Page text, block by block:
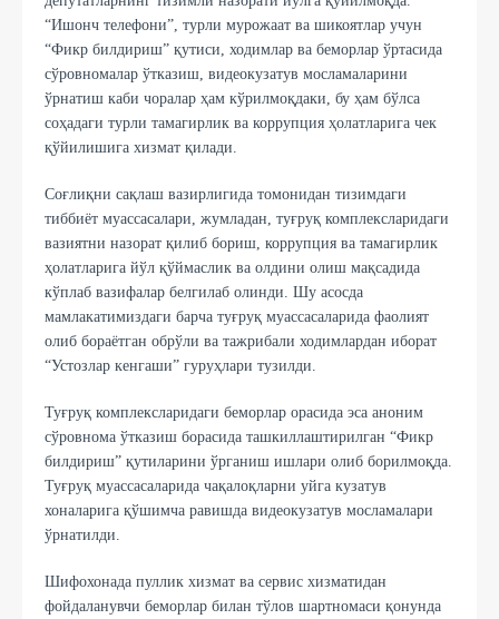
“Ишонч телефони”, турли мурожаат ва шикоятлар учун
“Фикр билдириш” қутиси, ходимлар ва беморлар ўртасида
сўровномалар ўтказиш, видеокузатув мосламаларини
ўрнатиш каби чоралар ҳам кўрилмоқдаки, бу ҳам бўлса
соҳадаги турли тамагирлик ва коррупция ҳолатларига чек
қўйилишига хизмат қилади.
Соғлиқни сақлаш вазирлигида томонидан тизимдаги
тиббиёт муассасалари, жумладан, туғруқ комплексларидаги
вазиятни назорат қилиб бориш, коррупция ва тамагирлик
ҳолатларига йўл қўймаслик ва олдини олиш мақсадида
кўплаб вазифалар белгилаб олинди. Шу асосда
мамлакатимиздаги барча туғруқ муассасаларида фаолият
олиб бораётган обрўли ва тажрибали ходимлардан иборат
“Устозлар кенгаши” гуруҳлари тузилди.
Туғруқ комплексларидаги беморлар орасида эса аноним
сўровнома ўтказиш борасида ташкиллаштирилган “Фикр
билдириш” қутиларини ўрганиш ишлари олиб борилмоқда.
Туғруқ муассасаларида чақалоқларни уйга кузатув
хоналарига қўшимча равишда видеокузатув мосламалари
ўрнатилди.
Шифохонада пуллик хизмат ва сервис хизматидан
фойдаланувчи беморлар билан тўлов шартномаси қонунда